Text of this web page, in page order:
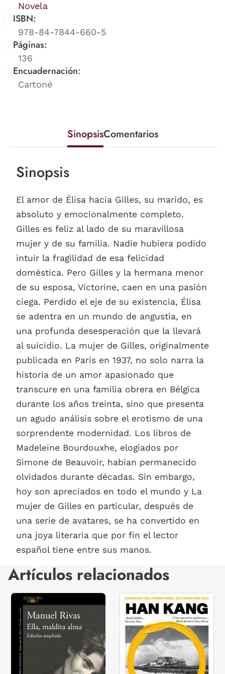
Novela
ISBN:
978-84-7844-660-5
Páginas:
136
Encuadernación:
Cartoné
SinopsisComentarios
Sinopsis
El amor de Élisa hacia Gilles, su marido, es
absoluto y emocionalmente completo.
Gilles es feliz al lado de su maravillosa
mujer y de su familia. Nadie hubiera podido
intuir la fragilidad de esa felicidad
doméstica. Pero Gilles y la hermana menor
de su esposa, Victorine, caen en una pasión
ciega. Perdido el eje de su existencia, Élisa
se adentra en un mundo de angustia, en
una profunda desesperación que la llevará
al suicidio. La mujer de Gilles, originalmente
publicada en París en 1937, no solo narra la
historia de un amor apasionado que
transcure en una familia obrera en Bélgica
durante los años treinta, sino que presenta
un agudo análisis sobre el erotismo de una
sorprendente modernidad. Los libros de
Madeleine Bourdouxhe, elogiados por
Simone de Beauvoir, habían permanecido
olvidados durante décadas. Sin embargo,
hoy son apreciados en todo el mundo y La
mujer de Gilles en particular, después de
una serie de avatares, se ha convertido en
una joya literaria que por fin el lector
español tiene entre sus manos.
Artículos relacionados